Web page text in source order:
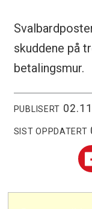
skuddene på
betalingsmur.
PUBLISERT
SIST OPPDATERT